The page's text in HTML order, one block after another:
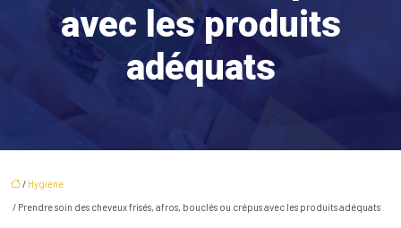
avec les produits
adéquats
/ Hygiène
/ Prendre soin des cheveux frisés, afros, bouclés ou crépus avec les produits adéquats